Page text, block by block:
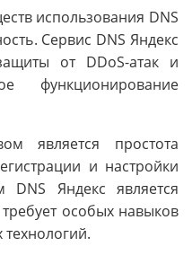
использования DNS
Сервис DNS Яндекс
от DDoS-атак и
функционирование
является простота
и настройки
DNS Яндекс является
особых навыков